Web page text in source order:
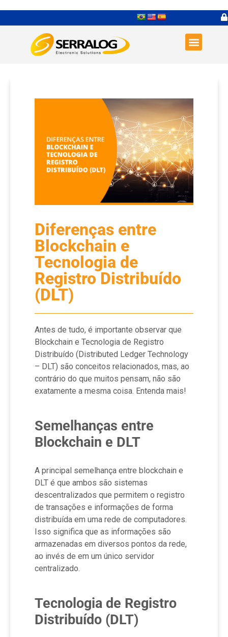
Diferenças entre
Blockchain e
Tecnologia de
Registro Distribuído
(DLT)
Antes de tudo, é importante observar que
Blockchain e Tecnologia de Registro
Distribuído (Distributed Ledger Technology
– DLT) são conceitos relacionados, mas, ao
contrário do que muitos pensam, não são
exatamente a mesma coisa. Entenda mais!
Semelhanças entre
Blockchain e DLT
A principal semelhança entre blockchain e
DLT é que ambos são sistemas
descentralizados que permitem o registro
de transações e informações de forma
distribuída em uma rede de computadores.
Isso significa que as informações são
armazenadas em diversos pontos da rede,
ao invés de em um único servidor
centralizado.
Tecnologia de Registro
Distribuído (DLT)